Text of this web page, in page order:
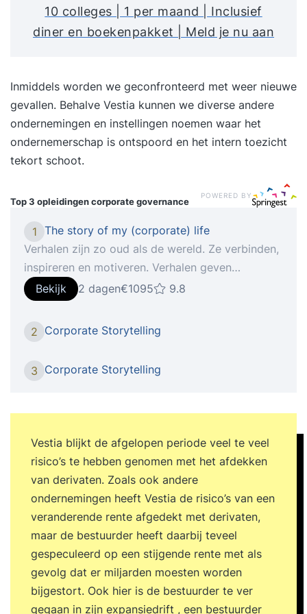
10 colleges | 1 per maand | Inclusief
diner en boekenpakket | Meld je nu aan
Inmiddels worden we geconfronteerd met weer nieuwe
gevallen. Behalve Vestia kunnen we diverse andere
ondernemingen en instellingen noemen waar het
ondernemerschap is ontspoord en het intern toezicht
tekort schoot.
Top 3 opleidingencorporate governance
POWERED BY
1 The story of my (corporate) life
Verhalen zijn zo oud als de wereld. Ze verbinden,
inspireren en motiveren. Verhalen geven
betekenis, ordenen, zorgen ervoor dat men zich
kan identificeren en en dat men zich meer
betrokken voelt. Waar komen we vandaan, waar
staan we met elkaar en waar gaan we naar toe?
organisatie, de waardes en strategieën betekenis
buitenwereld toe kunt uitdragen. Bij
Storytelling mensen kunt meenemen op reis in
jouw verhaal, kunt meenemen als er een
verander cultuur. ‘Om het leven voorwaarts te
kunnen leven dient het achterwaarts begrepen te
worden.’ Door beeldend te vertellen, krijgt een
organisatie een gezicht en verdwijnt de abstracte
bedrijfscultuur naar de achtergrond. In de
tweedaagse storytelling training van
Bekijk 2 dagen€1095 9.8
2 Corporate Storytelling
3 Corporate Storytelling
Vestia blijkt de afgelopen periode veel te veel
risico’s te hebben genomen met het afdekken
van derivaten. Zoals ook andere
ondernemingen heeft Vestia de risico’s van een
veranderende rente afgedekt met derivaten,
maar de bestuurder heeft daarbij teveel
gespeculeerd op een stijgende rente met als
gevolg dat er miljarden moesten worden
bijgestort. Ook hier is de bestuurder te ver
gegaan in zijn expansiedrift , een bestuurder